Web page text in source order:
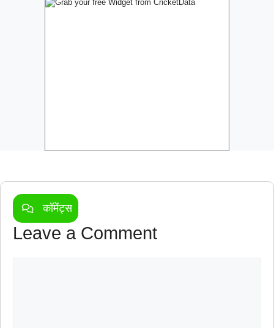
कॉमेंट्स
Leave a Comment